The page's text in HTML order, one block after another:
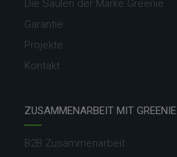
Die Säulen der Marke Greenie
Garantie
Projekte
Kontakt
ZUSAMMENARBEIT MIT GREENIE
B2B Zusammenarbeit